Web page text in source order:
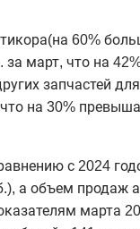
(на 60%
март, что на
запчастей
на 30%
с 2024
а объем продаж
марта